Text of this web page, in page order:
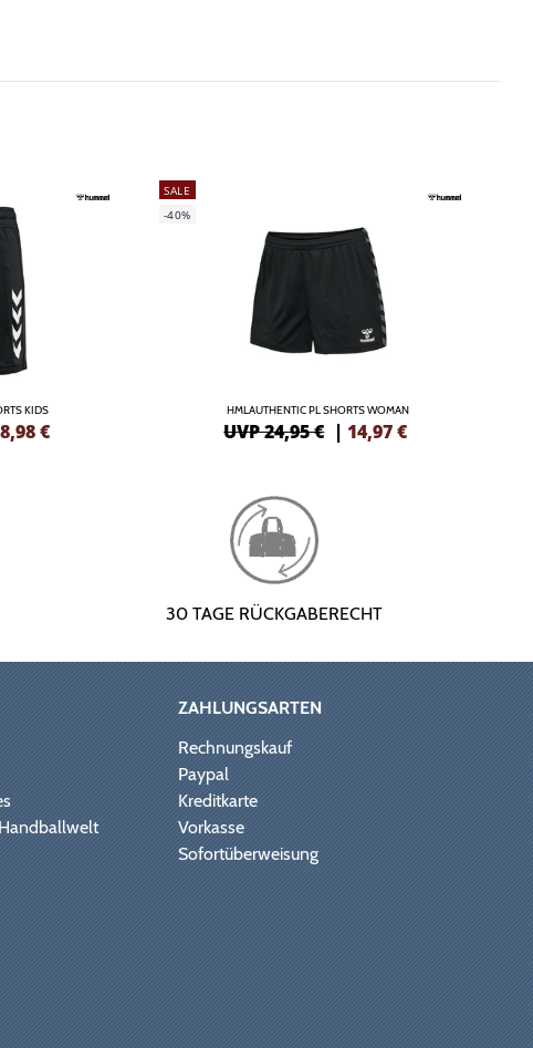
KIDS
8,98€
SALE
-40%
HMLAUTHENTIC PL SHORTS WOMAN
UVP 24,95 € |14,97€
30 TAGE RÜCKGABERECHT
ZAHLUNGSARTEN
Rechnungskauf
Paypal
Kreditkarte
Vorkasse
Sofortüberweisung